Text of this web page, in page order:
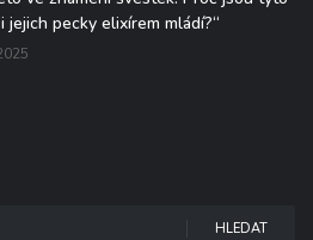
jejich pecky elixírem mládí?“
HLEDAT